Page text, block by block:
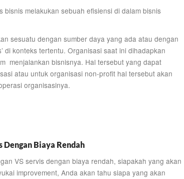
bisnis melakukan sebuah efisiensi di dalam bisnis
sesuatu dengan sumber daya yang ada atau dengan
di konteks tertentu. Organisasi saat ini dihadapkan
menjalankan bisnisnya. Hal tersebut yang dapat
atau untuk organisasi non-profit hal tersebut akan
organisasinya.
Dengan Biaya Rendah
VS servis dengan biaya rendah, siapakah yang akan
improvement, Anda akan tahu siapa yang akan